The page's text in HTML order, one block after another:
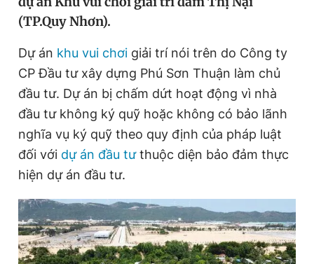
Tiện ích Bạn cần biết
Thông tin tòa soạn Liên hệ quảng cáo
Đọc Thanh Niên trên điện thoại
(TP.Quy Nhơn).
Dự án khu vui chơi giải trí nói trên do Công ty
CP Đầu tư xây dựng Phú Sơn Thuận làm chủ
đầu tư. Dự án bị chấm dứt hoạt động vì nhà
đầu tư không ký quỹ hoặc không có bảo lãnh
nghĩa vụ ký quỹ theo quy định của pháp luật
đối với dự án đầu tưthuộc diện bảo đảm thực
hiện dự án đầu tư.